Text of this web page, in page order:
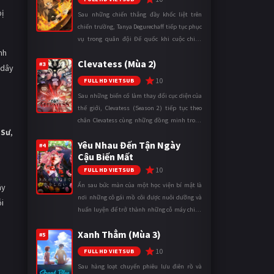
,
Sau những chiến thắng đầy khốc liệt trên
chiến trường, Tanya Degurechaff tiếp tục phục
vụ trong quân đội Đế quốc khi cuộc chiến
mặt trận. Dù sở hữu tài năn ...
#3 Clevatess (Mùa 2)
FULL HD VIETSUB 10
Sau những biến cố làm thay đổi cục diện của
thế giới, Clevatess (Season 2) tiếp tục theo
chân Clevatess cùng những đồng minh trong
loại đến bờ vực diệ ...
#4
Yêu Nhau Đến Tận Ngày
Cậu Biến Mất
FULL HD VIETSUB 10
Ẩn sau bức màn của một học viện bí mật là
nơi những cô gái mồ côi được nuôi dưỡng và
huấn luyện để trở thành những cỗ máy chiến
được xem là điều hiển nh ...
#5 Xanh Thẳm (Mùa 3)
FULL HD VIETSUB 10
Sau hàng loạt chuyến phiêu lưu điên rồ và